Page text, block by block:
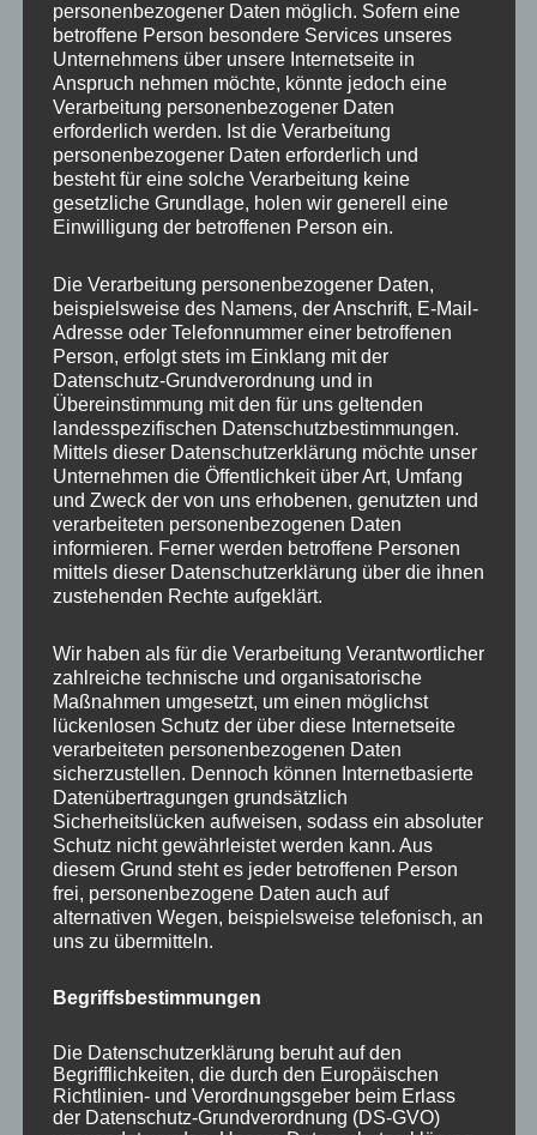
MP Mario Porten
Beratung
Training
Coaching
Impulsvorträge
NEWS ABONNIEREN?
Your email:
KATEGORIEN
Aktuelles vom MP
Allgemein
Impulse zur persönlichen Reflexion
Naturfoto-Blog
personenbezogener Daten möglich. Sofern eine
betroffene Person besondere Services unseres
Unternehmens über unsere Internetseite in
Anspruch nehmen möchte, könnte jedoch eine
Verarbeitung personenbezogener Daten
erforderlich werden. Ist die Verarbeitung
personenbezogener Daten erforderlich und
besteht für eine solche Verarbeitung keine
gesetzliche Grundlage, holen wir generell eine
Einwilligung der betroffenen Person ein.
Die Verarbeitung personenbezogener Daten,
beispielsweise des Namens, der Anschrift, E-Mail-
Adresse oder Telefonnummer einer betroffenen
Person, erfolgt stets im Einklang mit der
Datenschutz-Grundverordnung und in
Übereinstimmung mit den für uns geltenden
landesspezifischen Datenschutzbestimmungen.
Mittels dieser Datenschutzerklärung möchte unser
Unternehmen die Öffentlichkeit über Art, Umfang
und Zweck der von uns erhobenen, genutzten und
verarbeiteten personenbezogenen Daten
informieren. Ferner werden betroffene Personen
mittels dieser Datenschutzerklärung über die ihnen
zustehenden Rechte aufgeklärt.
Wir haben als für die Verarbeitung Verantwortlicher
zahlreiche technische und organisatorische
Maßnahmen umgesetzt, um einen möglichst
lückenlosen Schutz der über diese Internetseite
verarbeiteten personenbezogenen Daten
sicherzustellen. Dennoch können Internetbasierte
Datenübertragungen grundsätzlich
Sicherheitslücken aufweisen, sodass ein absoluter
Schutz nicht gewährleistet werden kann. Aus
diesem Grund steht es jeder betroffenen Person
frei, personenbezogene Daten auch auf
alternativen Wegen, beispielsweise telefonisch, an
uns zu übermitteln.
Begriffsbestimmungen
Die Datenschutzerklärung beruht auf den
Begrifflichkeiten, die durch den Europäischen
Richtlinien- und Verordnungsgeber beim Erlass
der Datenschutz-Grundverordnung (DS-GVO)